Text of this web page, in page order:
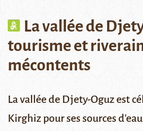
La vallée de
tourisme et
mécontents
La vallée de Djety-Oguz est
Kirghiz pour ses sources